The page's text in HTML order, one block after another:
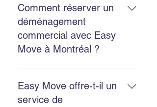
un service résidentiel à Montréal et
en banlieue, avec une équipe
expérimentée qui manipule vos
biens avec soin.
Comment réserver un
déménagement
commercial avec Easy
Move à Montréal ?
Réservez en remplissant le
formulaire sur le site, en appelant
au 514‑578‑6903, ou en nous
Easy Move offre-t-il un
service de